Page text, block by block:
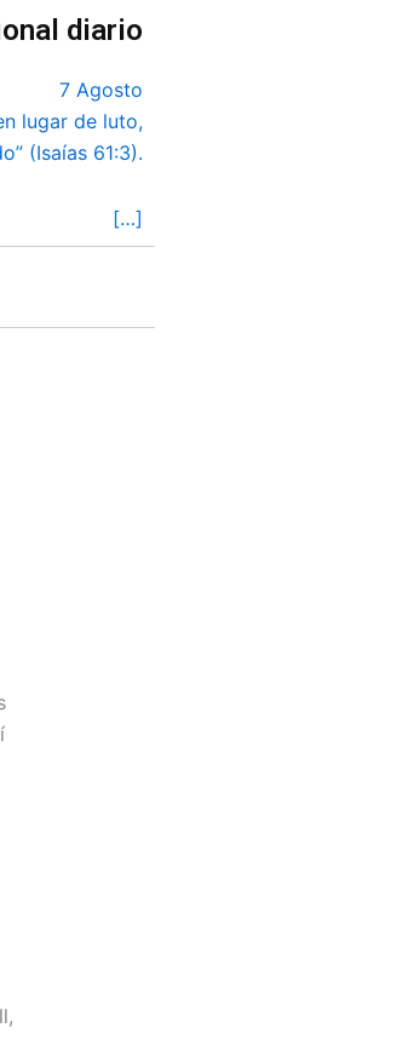
diario
7 Agosto
lugar de luto,
(Isaías 61:3).
[…]